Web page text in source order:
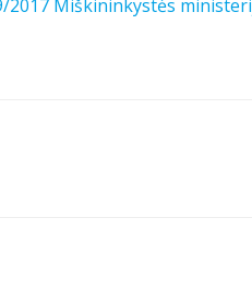
2017 Miškininkystės